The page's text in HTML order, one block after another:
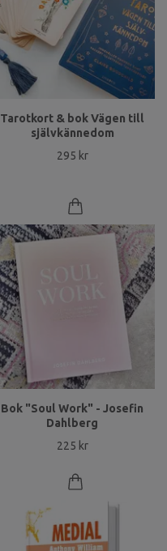
Tarotkort & bok Vägen till
självkännedom
295 kr
Bok "Soul Work" - Josefin
Dahlberg
225 kr